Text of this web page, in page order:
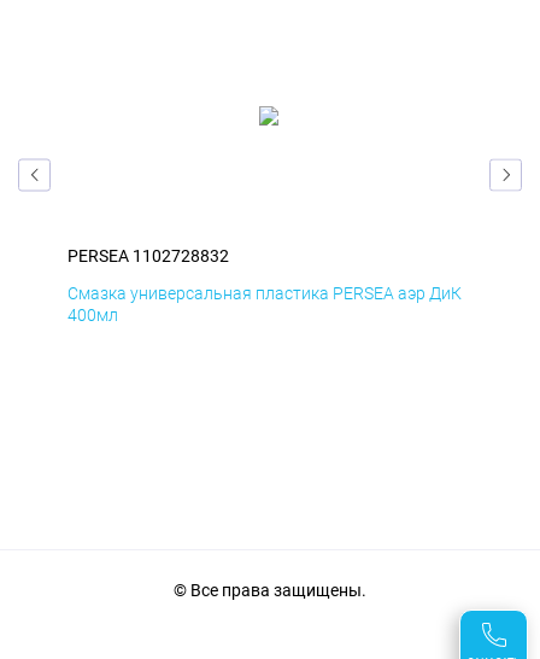
PERSEA 1102728832
Смазка универсальная пластика PERSEA аэр ДиК
400мл
© Все права защищены.